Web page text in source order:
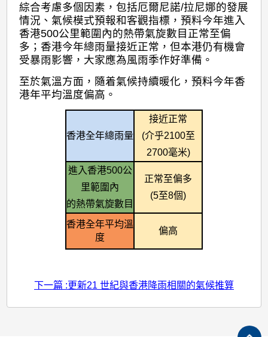
綜合考慮多個因素，包括厄爾尼諾/拉尼娜的發展
情況、氣候模式預報和客觀指標，預料今年進入
香港500公里範圍內的熱帶氣旋數目正常至偏
多；香港今年總雨量接近正常，但本港仍有機會
受暴雨影響，大家應為風雨季作好準備。
至於氣溫方面，隨着氣候持續暖化，預料今年香
港年平均溫度偏高。
香港全年總雨量
接近正常
(介乎2100至
2700毫米)
進入香港500公
里範圍內
的熱帶氣旋數目
正常至偏多
(5至8個)
香港全年平均溫
度
偏高
下一篇 :更新21 世紀與香港降雨相關的氣候推算